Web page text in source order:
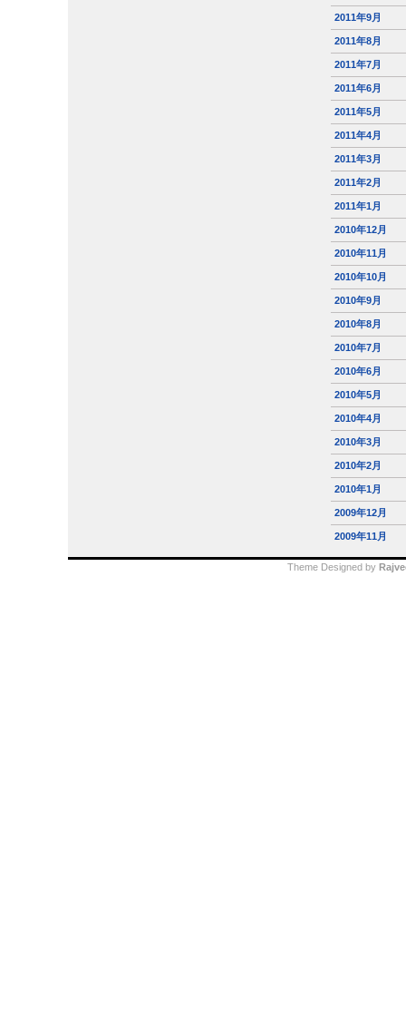
2011年9月
2011年8月
2011年7月
2011年6月
2011年5月
2011年4月
2011年3月
2011年2月
2011年1月
2010年12月
2010年11月
2010年10月
2010年9月
2010年8月
2010年7月
2010年6月
2010年5月
2010年4月
2010年3月
2010年2月
2010年1月
2009年12月
2009年11月
Theme Designed by